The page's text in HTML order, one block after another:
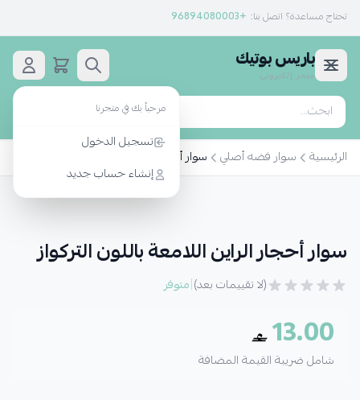
تحتاج مساعدة؟ اتصل بنا: +96894080003
باريس بوتيك
متجر إلكتروني
مرحباً بك في متجرنا
تسجيل الدخول
إنشاء حساب جديد
الرئيسية سوار فضه أصلي سوار أحجار الراين اللامعة باللون التركواز
سوار أحجار الراين اللامعة باللون التركواز
(لا تقييمات بعد)|متوفر
13.00
شامل ضريبة القيمة المضافة